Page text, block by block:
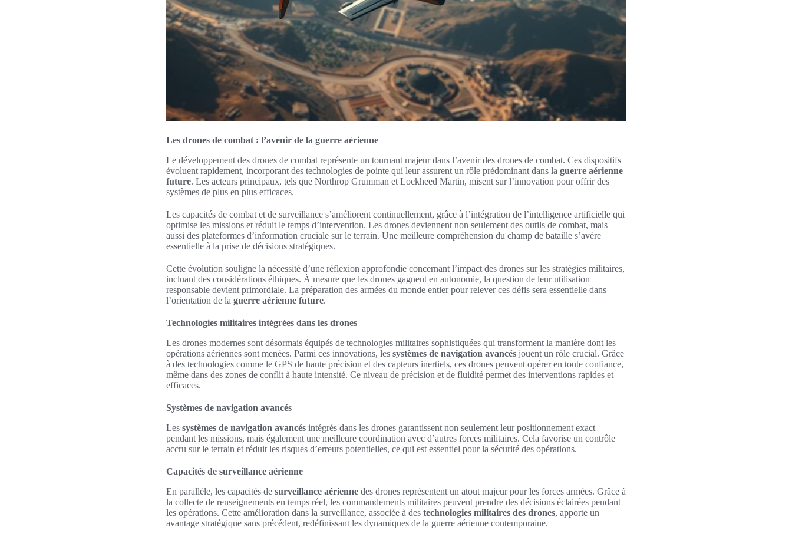
Les drones de combat : l’avenir de la guerre aérienne
Le développement des drones de combat représente un tournant majeur dans l’avenir des drones de combat. Ces dispositifs
évoluent rapidement, incorporant des technologies de pointe qui leur assurent un rôle prédominant dans la guerre aérienne
future. Les acteurs principaux, tels que Northrop Grumman et Lockheed Martin, misent sur l’innovation pour offrir des
systèmes de plus en plus efficaces.
Les capacités de combat et de surveillance s’améliorent continuellement, grâce à l’intégration de l’intelligence artificielle qui
optimise les missions et réduit le temps d’intervention. Les drones deviennent non seulement des outils de combat, mais
aussi des plateformes d’information cruciale sur le terrain. Une meilleure compréhension du champ de bataille s’avère
essentielle à la prise de décisions stratégiques.
Cette évolution souligne la nécessité d’une réflexion approfondie concernant l’impact des drones sur les stratégies militaires,
incluant des considérations éthiques. À mesure que les drones gagnent en autonomie, la question de leur utilisation
responsable devient primordiale. La préparation des armées du monde entier pour relever ces défis sera essentielle dans
l’orientation de la guerre aérienne future.
Technologies militaires intégrées dans les drones
Les drones modernes sont désormais équipés de technologies militaires sophistiquées qui transforment la manière dont les
opérations aériennes sont menées. Parmi ces innovations, les systèmes de navigation avancés jouent un rôle crucial. Grâce
à des technologies comme le GPS de haute précision et des capteurs inertiels, ces drones peuvent opérer en toute confiance,
même dans des zones de conflit à haute intensité. Ce niveau de précision et de fluidité permet des interventions rapides et
efficaces.
Systèmes de navigation avancés
Les systèmes de navigation avancés intégrés dans les drones garantissent non seulement leur positionnement exact
pendant les missions, mais également une meilleure coordination avec d’autres forces militaires. Cela favorise un contrôle
accru sur le terrain et réduit les risques d’erreurs potentielles, ce qui est essentiel pour la sécurité des opérations.
Capacités de surveillance aérienne
En parallèle, les capacités de surveillance aérienne des drones représentent un atout majeur pour les forces armées. Grâce à
la collecte de renseignements en temps réel, les commandements militaires peuvent prendre des décisions éclairées pendant
les opérations. Cette amélioration dans la surveillance, associée à des technologies militaires des drones, apporte un
avantage stratégique sans précédent, redéfinissant les dynamiques de la guerre aérienne contemporaine.